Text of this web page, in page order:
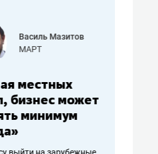
Василь Мазитов
МАРТ
местных
бизнес может
минимум